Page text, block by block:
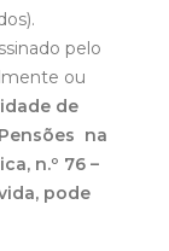
pelo
ou
de
na
n.º 76 –
pode